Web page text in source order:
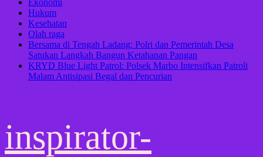
Ekonomi
Hukum
Kesehatan
Olah raga
Bersama di Tengah Ladang: Polri dan Pemerintah Desa
Satukan Langkah Bangun Ketahanan Pangan
KRYD Blue Light Patrol: Polsek Marbo Intensifkan Patroli
Malam Antisipasi Begal dan Pencurian
inspirator-